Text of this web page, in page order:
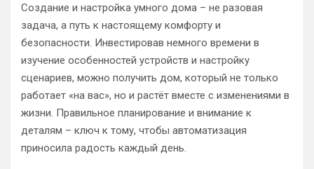
Создание и настройка умного дома – не разовая
задача, а путь к настоящему комфорту и
безопасности. Инвестировав немного времени в
изучение особенностей устройств и настройку
сценариев, можно получить дом, который не только
работает «на вас», но и растёт вместе с изменениями в
жизни. Правильное планирование и внимание к
деталям – ключ к тому, чтобы автоматизация
приносила радость каждый день.